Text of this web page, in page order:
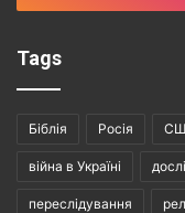
Tags
Біблія Росія
війна в Україні
переслідування